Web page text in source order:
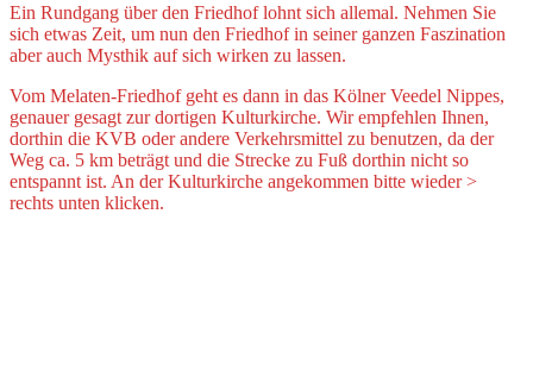
Ein Rundgang über den Friedhof lohnt sich allemal. Nehmen Sie
sich etwas Zeit, um nun den Friedhof in seiner ganzen Faszination
aber auch Mysthik auf sich wirken zu lassen.
Vom Melaten-Friedhof geht es dann in das Kölner Veedel Nippes,
genauer gesagt zur dortigen Kulturkirche. Wir empfehlen Ihnen,
dorthin die KVB oder andere Verkehrsmittel zu benutzen, da der
Weg ca. 5 km beträgt und die Strecke zu Fuß dorthin nicht so
entspannt ist. An der Kulturkirche angekommen bitte wieder >
rechts unten klicken.